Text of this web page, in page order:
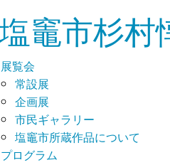
展覧会
常設展
企画展
市民ギャラリー
塩竈市所蔵作品について
プログラム